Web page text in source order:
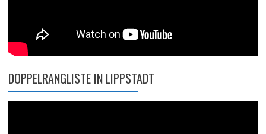
DOPPELRANGLISTE IN LIPPSTADT